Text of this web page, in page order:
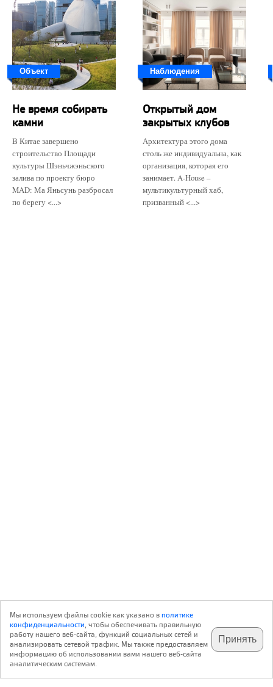
Объект
Не время собирать
камни
В Китае завершено
строительство Площади
культуры Шэньчжэньского
залива по проекту бюро
MAD: Ма Яньсунь разбросал
по берегу <...>
Наблюдения
Открытый дом
закрытых клубов
Архитектура этого дома
столь же индивидуальна, как
организация, которая его
занимает. A-House –
мультикультурный хаб,
призванный <...>
подпишитесь на наш
телеграм @archi_ru
✕
с 20 июля 1999 г.
Мы используем файлы cookie как указано вполитике
конфиденциальности, чтобы обеспечивать правильную
работу нашего веб-сайта, функций социальных сетей и
анализировать сетевой трафик. Мы также предоставляем
информацию об использовании вами нашего веб-сайта
аналитическим системам.
Принять